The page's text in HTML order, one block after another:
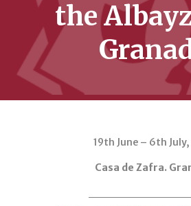
the
19th June – 6th July,
Casa de Zafra.